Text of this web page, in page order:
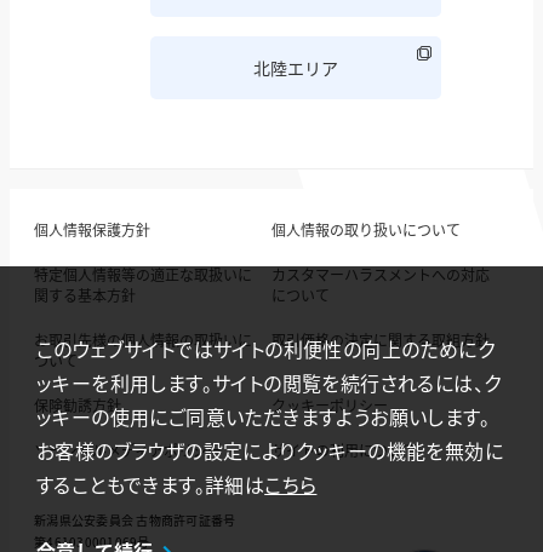
北陸エリア
個人情報保護方針 個人情報の取り扱いについて
特定個人情報等の適正な取扱いに
関する基本方針
カスタマーハラスメントへの対応
について
お取引先様の個人情報の取扱いに
ついて
取引価格の決定に関する取組方針
保険勧誘方針 クッキーポリシー
ソーシャルメディアポリシー サイトの利用について
新潟県公安委員会 古物商許可証番号
第461030001069号
このウェブサイトではサイトの利便性の向上のためにク
ッキーを利用します。サイトの閲覧を続行されるには、ク
ッキーの使用にご同意いただきますようお願いします。
お客様のブラウザの設定によりクッキーの機能を無効に
することもできます。詳細はこちら